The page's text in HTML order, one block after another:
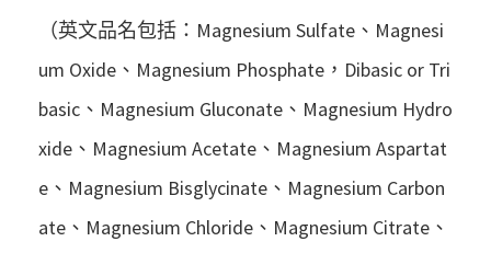
（英文品名包括：Magnesium Sulfate、Magnesi
um Oxide、Magnesium Phosphate，Dibasic or Tri
basic、Magnesium Gluconate、Magnesium Hydro
xide、Magnesium Acetate、Magnesium Aspartat
e、Magnesium Bisglycinate、Magnesium Carbon
ate、Magnesium Chloride、Magnesium Citrate、